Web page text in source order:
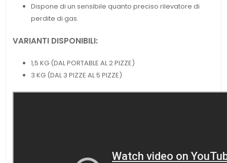
Dispone di un sensibile quanto preciso rilevatore di
perdite di gas.
VARIANTI DISPONIBILI:
1,5 KG (DAL PORTABLE AL 2 PIZZE)
3 KG (DAL 3 PIZZE AL 5 PIZZE)